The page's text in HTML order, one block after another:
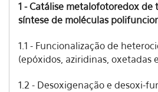
1 - Catálise metalofotoredox de
síntese de moléculas
1.1 - Funcionalização de
(epóxidos, aziridinas, oxetadas
1.2 - Desoxigenação e desoxi-